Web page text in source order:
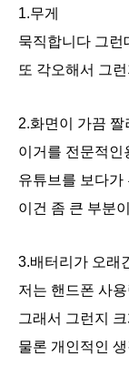
1.무게
묵직합니다 그런
또 각오해서 그
2.화면이 가끔 짤
이거를 전문적인
유튜브를 보다가
이건 좀 큰 부분
3.배터리가 오래
저는 핸드폰 사
그래서 그런지
물론 개인적인